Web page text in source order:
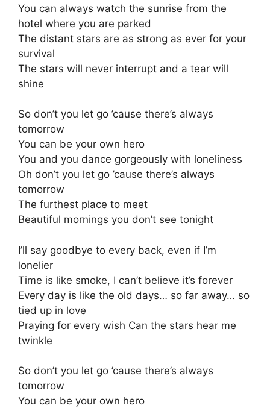
You can always watch the sunrise from the
hotel where you are parked
The distant stars are as strong as ever for your
survival
The stars will never interrupt and a tear will
shine
So don’t you let go ’cause there’s always
tomorrow
You can be your own hero
You and you dance gorgeously with loneliness
Oh don’t you let go ’cause there’s always
tomorrow
The furthest place to meet
Beautiful mornings you don’t see tonight
I’ll say goodbye to every back, even if I’m
lonelier
Time is like smoke, I can’t believe it’s forever
Every day is like the old days… so far away… so
tied up in love
Praying for every wish Can the stars hear me
twinkle
So don’t you let go ’cause there’s always
tomorrow
You can be your own hero